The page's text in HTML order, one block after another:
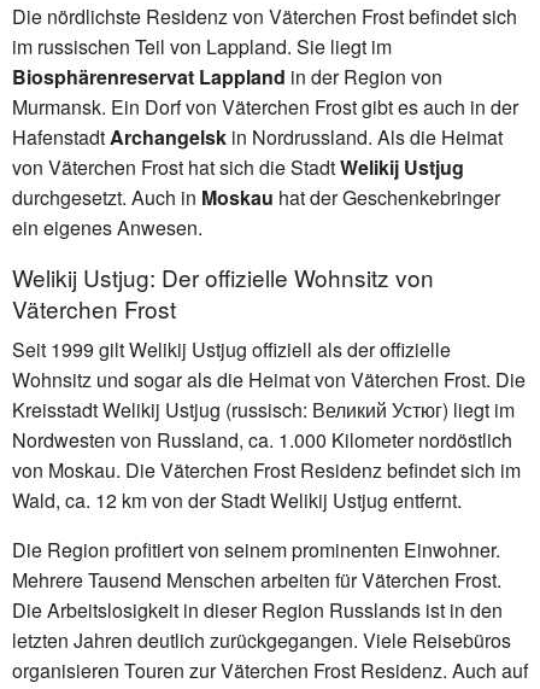
Die nördlichste Residenz von Väterchen Frost befindet sich
im russischen Teil von Lappland. Sie liegt im
Biosphärenreservat Lappland in der Region von
Murmansk. Ein Dorf von Väterchen Frost gibt es auch in der
HafenstadtArchangelsk in Nordrussland. Als die Heimat
von Väterchen Frost hat sich die StadtWelikij Ustjug
durchgesetzt. Auch in Moskau hat der Geschenkebringer
ein eigenes Anwesen.
Welikij Ustjug: Der offizielle Wohnsitz von
Väterchen Frost
Seit 1999 gilt Welikij Ustjug offiziell als der offizielle
Wohnsitz und sogar als die Heimat von Väterchen Frost. Die
Kreisstadt Welikij Ustjug (russisch: Великий Устюг) liegt im
Nordwesten von Russland, ca. 1.000 Kilometer nordöstlich
von Moskau. Die Väterchen Frost Residenz befindet sich im
Wald, ca. 12 km von der Stadt Welikij Ustjug entfernt.
Die Region profitiert von seinem prominenten Einwohner.
Mehrere Tausend Menschen arbeiten für Väterchen Frost.
Die Arbeitslosigkeit in dieser Region Russlands ist in den
letzten Jahren deutlich zurückgegangen. Viele Reisebüros
organisieren Touren zur Väterchen Frost Residenz. Auch auf